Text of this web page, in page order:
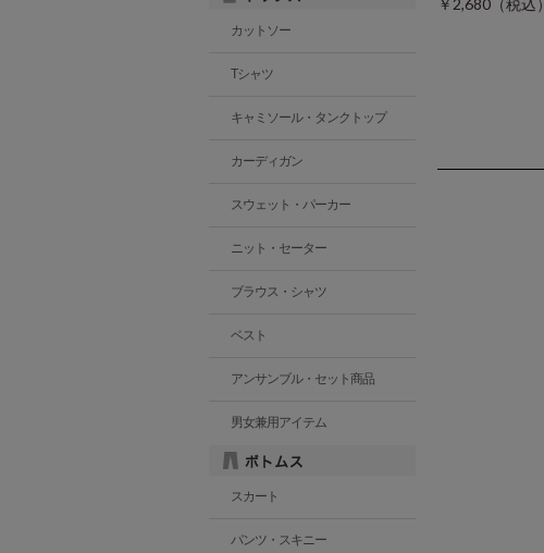
￥2,680（税込）
カットソー
Tシャツ
キャミソール・タンクトップ
カーディガン
スウェット・パーカー
ニット・セーター
ブラウス・シャツ
ベスト
アンサンブル・セット商品
男女兼用アイテム
スカート
パンツ・スキニー